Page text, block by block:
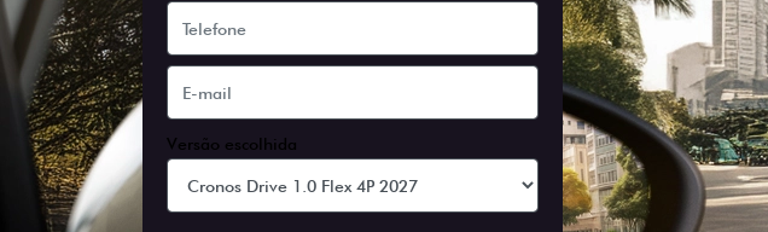
Versão escolhida